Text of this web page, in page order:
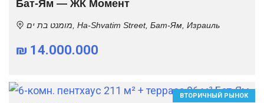
Бат-Ям — ЖК Момент
מומנט בת ים, Ha-Shvatim Street, Бат-Ям, Израиль
₪ 14.000.000
ВТОРИЧНЫЙ РЫНОК